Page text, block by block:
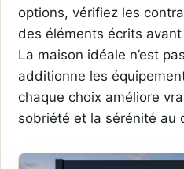
options, vérifiez les
des éléments écrits
La maison idéale n’est
additionne les
chaque choix améliore
sobriété et la sérénité au